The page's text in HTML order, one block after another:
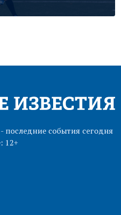
последние события сегодня
12+